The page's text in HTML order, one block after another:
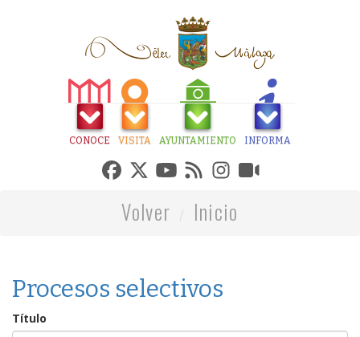
CONOCE VISITA AYUNTAMIENTO INFORMA
Volver Inicio
Procesos selectivos
Título